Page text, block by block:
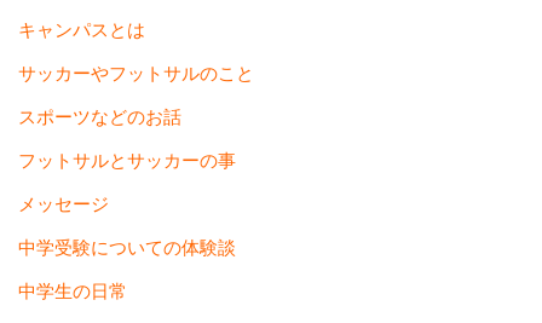
キャンパスとは
サッカーやフットサルのこと
スポーツなどのお話
フットサルとサッカーの事
メッセージ
中学受験についての体験談
中学生の日常